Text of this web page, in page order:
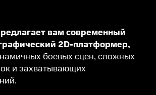
вам современный
2D-платформер,
боевых сцен, сложных
и захватывающих